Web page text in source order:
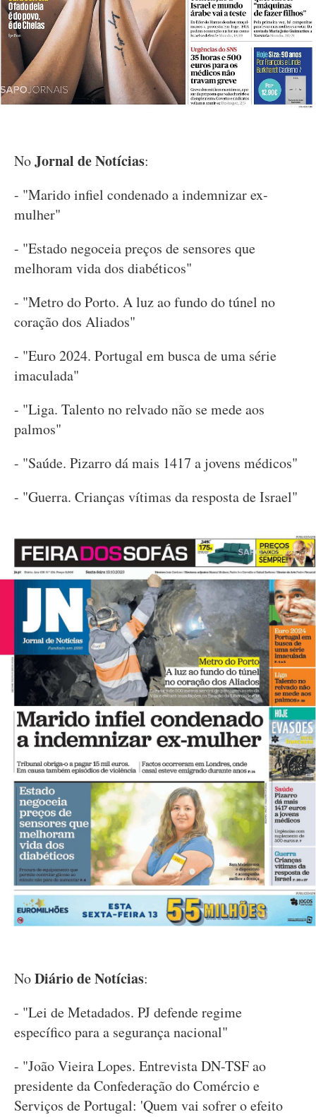
NoJornal de Notícias:
- "Marido infiel condenado a indemnizar ex-
mulher"
- "Estado negoceia preços de sensores que
melhoram vida dos diabéticos"
- "Metro do Porto. A luz ao fundo do túnel no
coração dos Aliados"
- "Euro 2024. Portugal em busca de uma série
imaculada"
- "Liga. Talento no relvado não se mede aos
palmos"
- "Saúde. Pizarro dá mais 1417 a jovens médicos"
- "Guerra. Crianças vítimas da resposta de Israel"
NoDiário de Notícias:
- "Lei de Metadados. PJ defende regime
específico para a segurança nacional"
- "João Vieira Lopes. Entrevista DN-TSF ao
presidente da Confederação do Comércio e
Serviços de Portugal: 'Quem vai sofrer o efeito